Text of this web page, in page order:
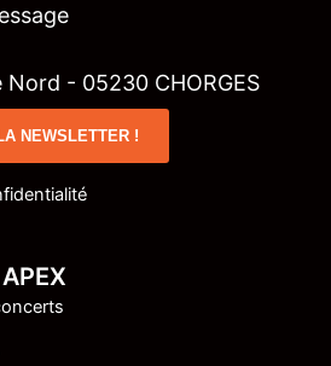
Nord - 05230 CHORGES
NEWSLETTER !